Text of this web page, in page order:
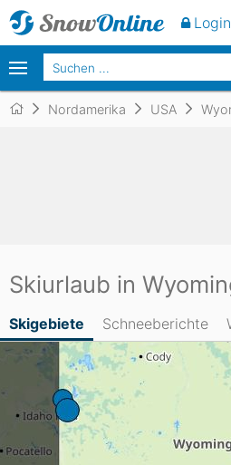
Nordamerika USA
Skiurlaub in
Skigebiete Schneeberichte
Login